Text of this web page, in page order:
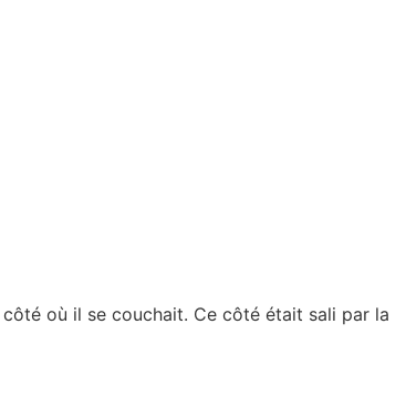
où il se couchait. Ce côté était sali par la